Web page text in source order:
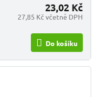
27,85 Kč včetně DPH
23,02 Kč
Do košíku